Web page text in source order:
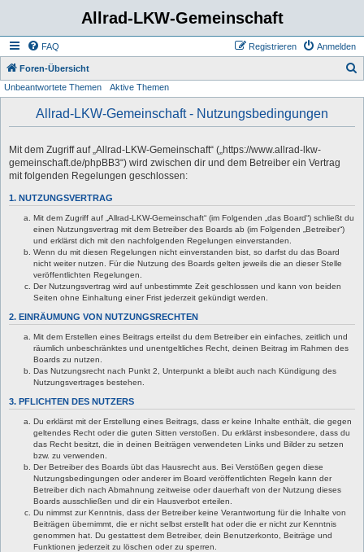
Allrad-LKW-Gemeinschaft
FAQ Anmelden
Registrieren
Foren-Übersicht
Unbeantwortete Themen Aktive Themen
Allrad-LKW-Gemeinschaft - Nutzungsbedingungen
Mit dem Zugriff auf „Allrad-LKW-Gemeinschaft“ („https://www.allrad-lkw-
gemeinschaft.de/phpBB3“) wird zwischen dir und dem Betreiber ein Vertrag
mit folgenden Regelungen geschlossen:
1. NUTZUNGSVERTRAG
Mit dem Zugriff auf „Allrad-LKW-Gemeinschaft“ (im Folgenden „das Board“) schließt du
einen Nutzungsvertrag mit dem Betreiber des Boards ab (im Folgenden „Betreiber“)
und erklärst dich mit den nachfolgenden Regelungen einverstanden.
Wenn du mit diesen Regelungen nicht einverstanden bist, so darfst du das Board
nicht weiter nutzen. Für die Nutzung des Boards gelten jeweils die an dieser Stelle
veröffentlichten Regelungen.
Der Nutzungsvertrag wird auf unbestimmte Zeit geschlossen und kann von beiden
Seiten ohne Einhaltung einer Frist jederzeit gekündigt werden.
2. EINRÄUMUNG VON NUTZUNGSRECHTEN
Mit dem Erstellen eines Beitrags erteilst du dem Betreiber ein einfaches, zeitlich und
räumlich unbeschränktes und unentgeltliches Recht, deinen Beitrag im Rahmen des
Boards zu nutzen.
Das Nutzungsrecht nach Punkt 2, Unterpunkt a bleibt auch nach Kündigung des
Nutzungsvertrages bestehen.
3. PFLICHTEN DES NUTZERS
Du erklärst mit der Erstellung eines Beitrags, dass er keine Inhalte enthält, die gegen
geltendes Recht oder die guten Sitten verstoßen. Du erklärst insbesondere, dass du
das Recht besitzt, die in deinen Beiträgen verwendeten Links und Bilder zu setzen
bzw. zu verwenden.
Der Betreiber des Boards übt das Hausrecht aus. Bei Verstößen gegen diese
Nutzungsbedingungen oder anderer im Board veröffentlichten Regeln kann der
Betreiber dich nach Abmahnung zeitweise oder dauerhaft von der Nutzung dieses
Boards ausschließen und dir ein Hausverbot erteilen.
Du nimmst zur Kenntnis, dass der Betreiber keine Verantwortung für die Inhalte von
Beiträgen übernimmt, die er nicht selbst erstellt hat oder die er nicht zur Kenntnis
genommen hat. Du gestattest dem Betreiber, dein Benutzerkonto, Beiträge und
Funktionen jederzeit zu löschen oder zu sperren.